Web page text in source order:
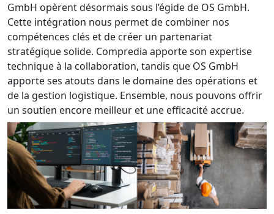
GmbH opèrent désormais sous l’égide de OS GmbH.
Cette intégration nous permet de combiner nos
compétences clés et de créer un partenariat
stratégique solide. Compredia apporte son expertise
technique à la collaboration, tandis que OS GmbH
apporte ses atouts dans le domaine des opérations et
de la gestion logistique. Ensemble, nous pouvons offrir
un soutien encore meilleur et une efficacité accrue.